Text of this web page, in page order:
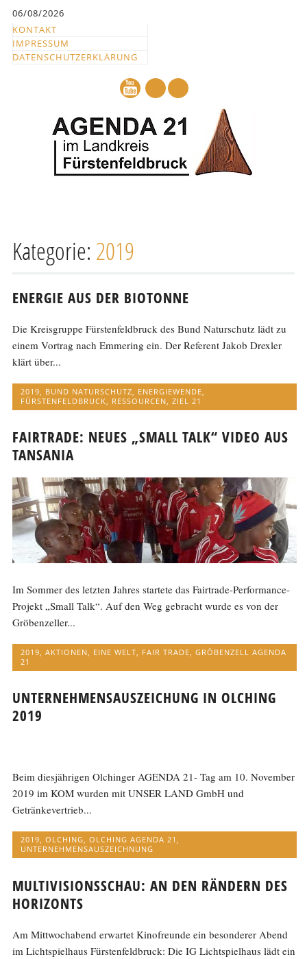
springen
06/08/2026
KONTAKT
IMPRESSUM
DATENSCHUTZERKLÄRUNG
zum
Kategorie: 2019
ENERGIE AUS DER BIOTONNE
Die Kreisgruppe Fürstenfeldbruck des Bund Naturschutz lädt zu
einem Vortrag nach Emmering ein. Der Referent Jakob Drexler
klärt über...
2019, BUND NATURSCHUTZ, ENERGIEWENDE,
FÜRSTENFELDBRUCK, RESSOURCEN,ZIEL 21
FAIRTRADE: NEUES „SMALL TALK“ VIDEO AUS
TANSANIA
Im Sommer des letzten Jahres startete das Fairtrade-Performance-
Projekt „Small Talk“. Auf den Weg gebracht wurde es von der
Gröbenzeller...
2019 ,AKTIONEN EINE WELT FAIR TRADE ,GRÖBENZELL AGENDA
21
UNTERNEHMENSAUSZEICHUNG IN OLCHING
2019
Beim diesjährigen Olchinger AGENDA 21- Tag am 10. November
2019 im KOM wurden mit UNSER LAND GmbH und
Getränkevertrieb...
2019,OLCHING,OLCHING AGENDA 21,
UNTERNEHMENSAUSZEICHNUNG
MULTIVISIONSSCHAU: AN DEN RÄNDERN DES
HORIZONTS
Am Mittwochabend erwartet Kinofreunde ein besonderer Abend
im Lichtspielhaus Fürstenfeldbruck: Die IG Lichtspielhaus lädt ein